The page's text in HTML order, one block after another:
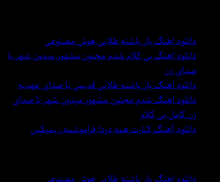
دانلود اهنگ یار پاشنه طلایی هوش مصنوعی
دانلود اهنگ بی کلام شدم مجنون مشهور میدون شهر با
صدای زن
دانلود اهنگ یار پاشنه طلایی قدیمی با صدای عهدیه
دانلود اهنگ شدم مجنون مشهور میدون شهر با صدای
زن کامل بی کلام
دانلود آهنگ کنارت همه دردا فراموشمه ریمیکس